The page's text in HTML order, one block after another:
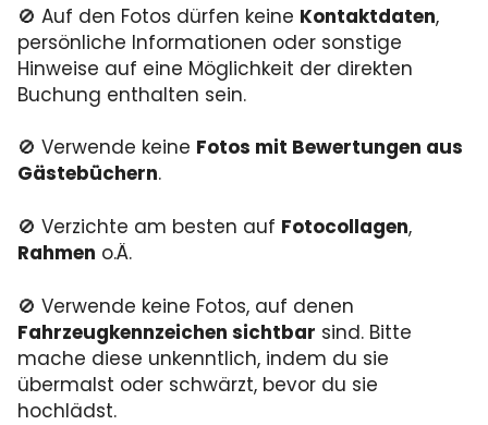
🚫 Auf den Fotos dürfen keine Kontaktdaten,
persönliche Informationen oder sonstige
Hinweise auf eine Möglichkeit der direkten
Buchung enthalten sein.
🚫 Verwende keine Fotos mit Bewertungen aus
Gästebüchern.
🚫 Verzichte am besten auf Fotocollagen,
Rahmen o.Ä.
🚫 Verwende keine Fotos, auf denen
Fahrzeugkennzeichen sichtbar sind. Bitte
mache diese unkenntlich, indem du sie
übermalst oder schwärzt, bevor du sie
hochlädst.